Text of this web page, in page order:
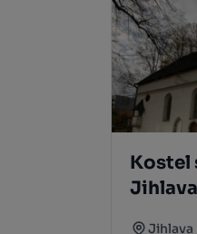
Kostel
Jihlava
Jihlava